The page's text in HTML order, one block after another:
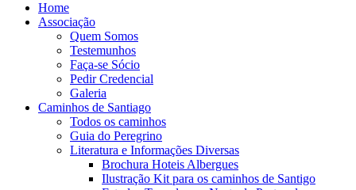
Home
Associação
Quem Somos
Testemunhos
Faça-se Sócio
Pedir Credencial
Galeria
Caminhos de Santiago
Todos os caminhos
Guia do Peregrino
Literatura e Informações Diversas
Brochura Hoteis Albergues
Ilustração Kit para os caminhos de Santigo